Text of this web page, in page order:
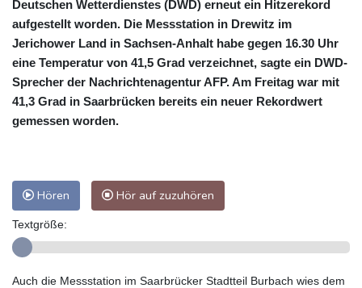
Deutschen Wetterdienstes (DWD) erneut ein Hitzerekord
aufgestellt worden. Die Messstation in Drewitz im
Jerichower Land in Sachsen-Anhalt habe gegen 16.30 Uhr
eine Temperatur von 41,5 Grad verzeichnet, sagte ein DWD-
Sprecher der Nachrichtenagentur AFP. Am Freitag war mit
41,3 Grad in Saarbrücken bereits ein neuer Rekordwert
gemessen worden.
Hören Hör auf zuzuhören
Textgröße:
Auch die Messstation im Saarbrücker Stadtteil Burbach wies dem